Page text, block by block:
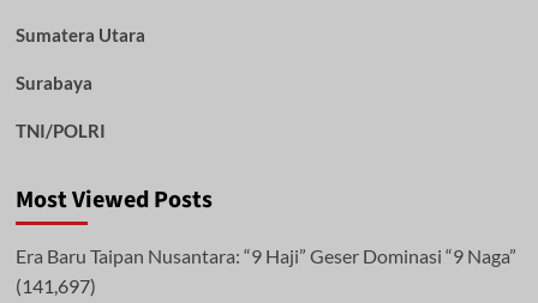
Sumatera Utara
Surabaya
TNI/POLRI
Most Viewed Posts
Era Baru Taipan Nusantara: “9 Haji” Geser Dominasi “9 Naga”
(141,697)